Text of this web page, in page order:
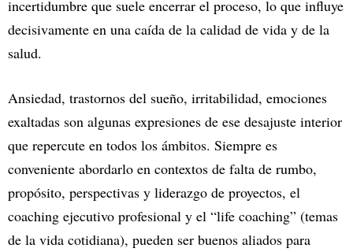
incertidumbre que suele encerrar el proceso, lo que influye
decisivamente en una caída de la calidad de vida y de la
salud.
Ansiedad, trastornos del sueño, irritabilidad, emociones
exaltadas son algunas expresiones de ese desajuste interior
que repercute en todos los ámbitos. Siempre es
conveniente abordarlo en contextos de falta de rumbo,
propósito, perspectivas y liderazgo de proyectos, el
coaching ejecutivo profesional y el “life coaching” (temas
de la vida cotidiana), pueden ser buenos aliados para